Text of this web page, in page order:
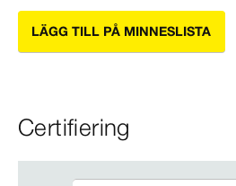
LÄGG TILL PÅ MINNESLISTA
Certifiering